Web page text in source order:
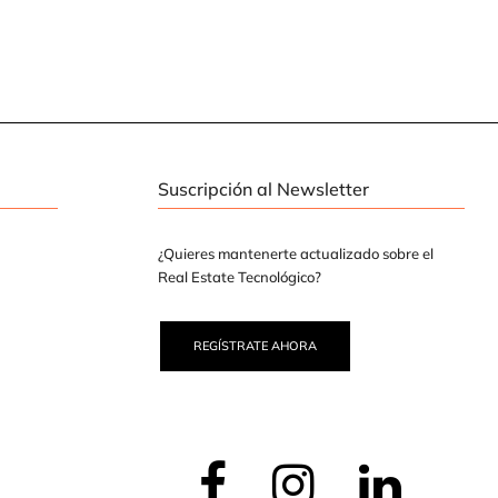
Suscripción al Newsletter
¿Quieres mantenerte actualizado sobre el
Real Estate Tecnológico?
REGÍSTRATE AHORA